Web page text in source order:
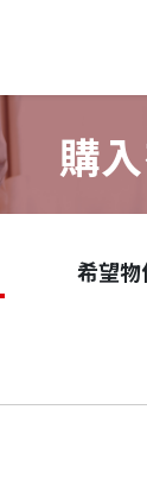
購
希望